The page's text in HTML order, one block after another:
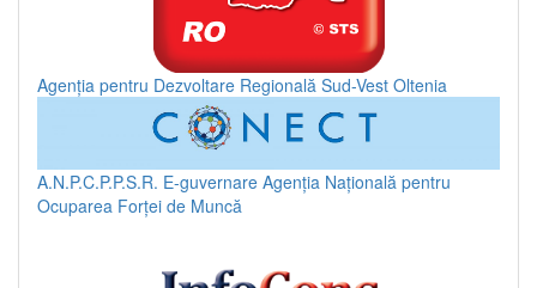
Agenția pentru Dezvoltare Regională Sud-Vest Oltenia
A.N.P.C.P.P.S.R. E-guvernare Agenția Națională pentru
Ocuparea Forței de Muncă